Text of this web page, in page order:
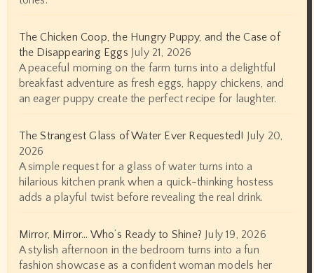
The Chicken Coop, the Hungry Puppy, and the Case of
the Disappearing Eggs July 21, 2026
A peaceful morning on the farm turns into a delightful
breakfast adventure as fresh eggs, happy chickens, and
an eager puppy create the perfect recipe for laughter.
The Strangest Glass of Water Ever Requested! July 20,
2026
A simple request for a glass of water turns into a
hilarious kitchen prank when a quick-thinking hostess
adds a playful twist before revealing the real drink.
Mirror, Mirror… Who’s Ready to Shine? July 19, 2026
A stylish afternoon in the bedroom turns into a fun
fashion showcase as a confident woman models her